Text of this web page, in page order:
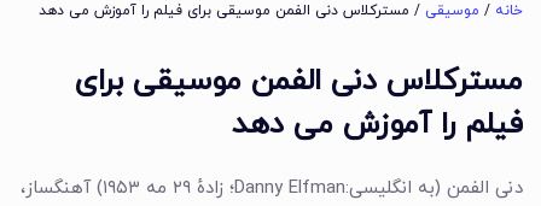
خانه / موسیقی / مسترکلاس دنی الفمن موسیقی برای فیلم را آموزش می دهد
مسترکلاس دنی الفمن موسیقی برای
فیلم را آموزش می دهد
دنی الفمن (به انگلیسی:Danny Elfman؛ زادهٔ ۲۹ مه ۱۹۵۳) آهنگساز،